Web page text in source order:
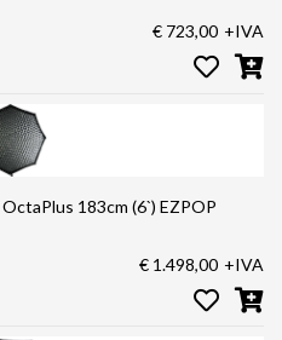
€ 723,00 +IVA
Chimera Grliglia di stoffa 50°per OctaPlus 183cm (6`) EZPOP
€ 1.498,00 +IVA